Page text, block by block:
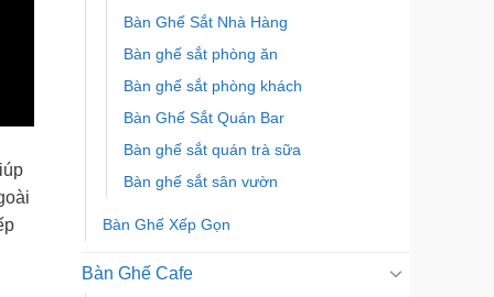
Bàn Ghế Sắt Nhà Hàng
Bàn ghế sắt phòng ăn
Bàn ghế sắt phòng khách
Bàn Ghế Sắt Quán Bar
Bàn ghế sắt quán trà sữa
Bàn ghế sắt sân vườn
Bàn Ghế Xếp Gọn
Bàn Ghế Cafe